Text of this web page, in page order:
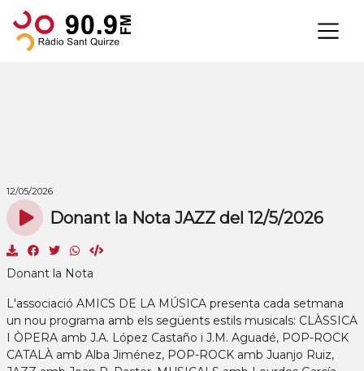
×
12/05/2026
Donant la Nota JAZZ del 12/5/2026
Donant la Nota
L'associació AMICS DE LA MÚSICA presenta cada setmana
un nou programa amb els següents estils musicals: CLÀSSICA
I ÒPERA amb J.A. López Castaño i J.M. Aguadé, POP-ROCK
CATALÀ amb Alba Jiménez, POP-ROCK amb Juanjo Ruiz,